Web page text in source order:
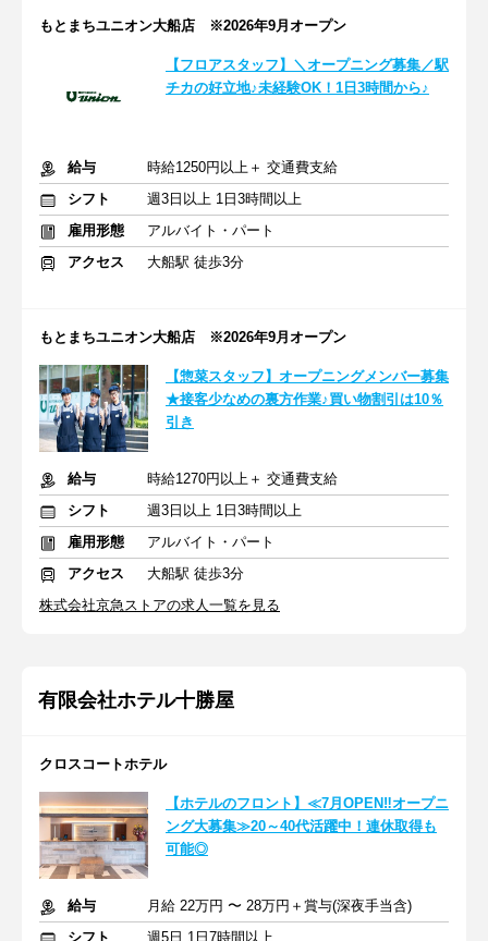
もとまちユニオン大船店 ※2026年9月オープン
【フロアスタッフ】＼オープニング募集／駅
チカの好立地♪未経験OK！1日3時間から♪
給与
時給1250円以上＋ 交通費支給
シフト
週3日以上 1日3時間以上
雇用形態
アルバイト・パート
アクセス
大船駅 徒歩3分
もとまちユニオン大船店 ※2026年9月オープン
【惣菜スタッフ】オープニングメンバー募集
★接客少なめの裏方作業♪買い物割引は10％
引き
給与
時給1270円以上＋ 交通費支給
シフト
週3日以上 1日3時間以上
雇用形態
アルバイト・パート
アクセス
大船駅 徒歩3分
株式会社京急ストアの求人一覧を見る
有限会社ホテル十勝屋
クロスコートホテル
【ホテルのフロント】≪7月OPEN‼オープニ
ング大募集≫20～40代活躍中！連休取得も
可能◎
給与
月給 22万円 〜 28万円＋賞与(深夜手当含)
シフト
週5日 1日7時間以上